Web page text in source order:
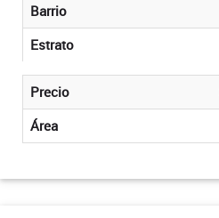
Barrio
Estrato
Precio
Área